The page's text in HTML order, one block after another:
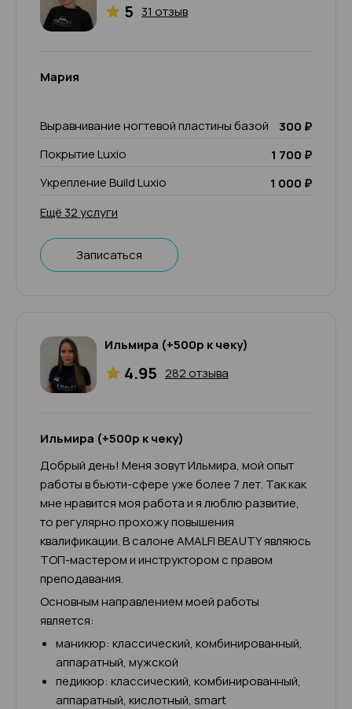
5 31 отзыв
Мария
Выравнивание ногтевой пластины базой
300 ₽
Покрытие Luxio
1 700 ₽
Укрепление Build Luxio
1 000 ₽
Ещё 32 услуги
Записаться
Ильмира (+500р к чеку)
4.95 282 отзыва
Ильмира (+500р к чеку)
Добрый день! Меня зовут Ильмира, мой опыт
работы в бьюти-сфере уже более 7 лет. Так как
мне нравится моя работа и я люблю развитие,
то регулярно прохожу повышения
квалификации. В салоне AMALFI BEAUTY являюсь
ТОП-мастером и инструктором с правом
преподавания.
Основным направлением моей работы
является:
маникюр: классический, комбинированный,
аппаратный, мужской
педикюр: классический, комбинированный,
аппаратный, кислотный, smart